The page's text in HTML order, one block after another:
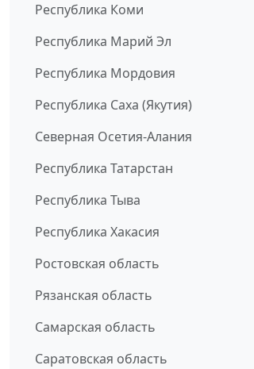
Республика Коми
Республика Марий Эл
Республика Мордовия
Республика Саха (Якутия)
Северная Осетия-Алания
Республика Татарстан
Республика Тыва
Республика Хакасия
Ростовская область
Рязанская область
Самарская область
Саратовская область